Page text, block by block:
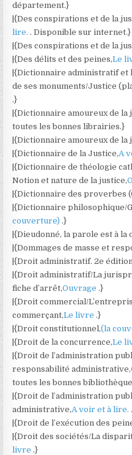
département.}
|{Des conspirations et de la
lire.. Disponible sur internet.}
|{Des conspirations et de la
|{Des délits et des peines,Le
|{Dictionnaire administratif et
de ses monuments/Justice
.}
|{Dictionnaire amoureux de la
toutes les bonnes librairies.}
|{Dictionnaire amoureux de la
|{Dictionnaire de la Justice,A
|{Dictionnaire de théologie
Notion et nature de la justice,
|{Dictionnaire des proverbes
|{Dictionnaire philosophique/
couverture).}
|{Dieudonné, la parole est à la
|{Dommages de masse et
|{Droit administratif. 2e
|{Droit administratif/La
fiche d’arrêt,Ouvrage.}
|{Droit commercial/
commerçant,Le livre.}
|{Droit constitutionnel,(la
|{Droit de la concurrence,Le
|{Droit de l’administration
responsabilité administrative,
toutes les bonnes
|{Droit de l’administration
administrative,A voir et à lire.
|{Droit de l’exécution des
|{Droit des sociétés/La
livre.}